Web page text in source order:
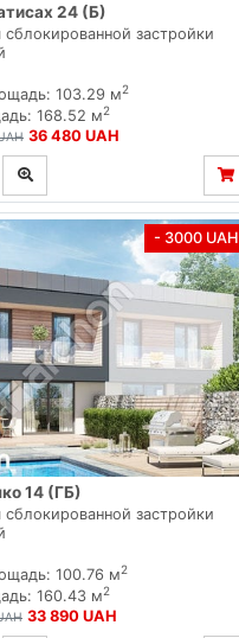
24 (Б)
застройки
103.29 м2
168.52 м2
36 480 UAH
- 3000 UAH
14 (ГБ)
застройки
100.76 м2
160.43 м2
33 890 UAH